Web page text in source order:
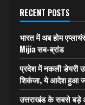
RECENT POSTS
भारत में अब होम
Mijia सब-ब्रांड
प्रदेश में नकली डेयरी
शिकंजा, ये आदेश हुआ
उत्तराखंड के सबसे बड़े